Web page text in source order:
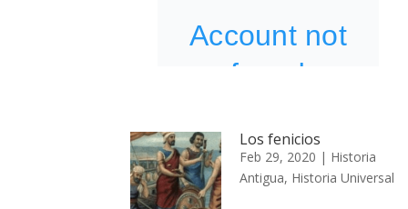
Los fenicios
Feb 29, 2020 | Historia
Antigua, Historia Universal